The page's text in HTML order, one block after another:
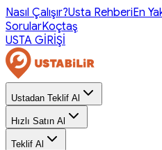
Nasıl Çalışır?Usta RehberiEn
SorularKoçtaş
USTA GİRİŞİ
Ustadan Teklif Al
Hızlı Satın Al
Teklif Al